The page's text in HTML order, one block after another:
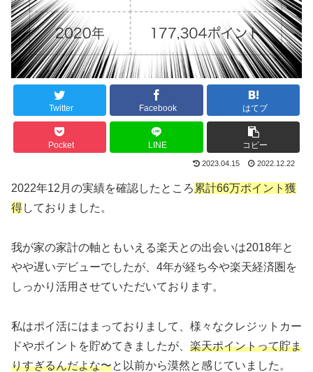
Twitter Facebook はてブ
Pocket LINE コピー
2023.04.15 2022.12.22
2022年12月の実績を確認したところ 累計66万ポイント獲
得しておりました。
我が家の家計の軸ともいえる楽天との出会いは2018年と
やや遅いデビューでしたが、4年が経ち今や楽天経済圏を
しっかり活用させていただいております。
私はポイ活にはまっておりまして、様々なクレジットカー
ドやポイントを貯めてきましたが、 楽天ポイントって貯ま
りすぎるんだよな〜と以前から漠然と感じていました。